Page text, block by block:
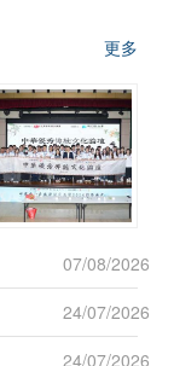
更多
07/08/2026
24/07/2026
24/07/2026